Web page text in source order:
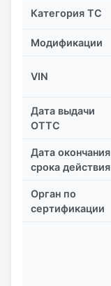
Категория ТС
Модификации
VIN
Дата выдачи
ОТТС
Дата окончания
срока действия
Орган по
сертификации